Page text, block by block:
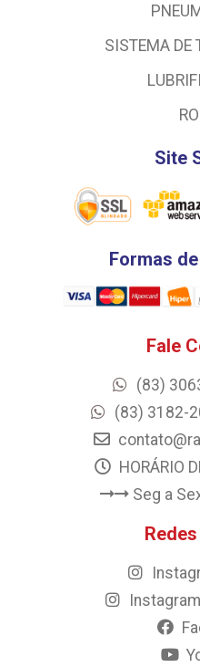
SISTEMA DE
Site
Formas
Fale
(83)
(83) 3182-
HORÁRIO
Seg a